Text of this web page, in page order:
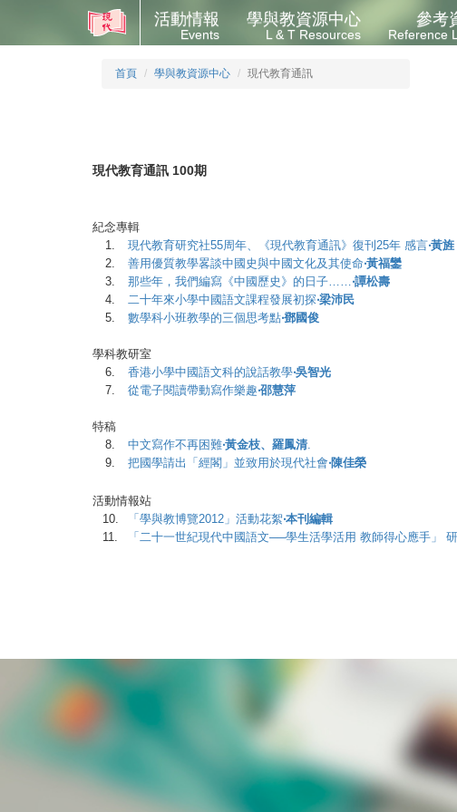
活動情報
Events
學與教資源中心
L & T Resources
參考
Reference
首頁 學與教資源中心 現代教育通訊
現代教育通訊 100期
紀念專輯
1.
現代教育研究社55周年、《現代教育通訊》復刊25年 感言‧黃旌
2.
善用優質教學畧談中國史與中國文化及其使命‧黃福鑾
3.
那些年，我們編寫《中國歷史》的日子……‧譚松壽
4.
二十年來小學中國語文課程發展初探‧梁沛民
5.
數學科小班教學的三個思考點‧鄧國俊
學科教研室
6.
香港小學中國語文科的說話教學‧吳智光
7.
從電子閱讀帶動寫作樂趣‧邵慧萍
特稿
8.
中文寫作不再困難‧黃金枝、羅鳳清.
9.
把國學請出「經閣」並致用於現代社會‧陳佳榮
活動情報站
10.
「學與教博覽2012」活動花絮‧本刊編輯
11.
「二十一世紀現代中國語文──學生活學活用 教師得心應手」